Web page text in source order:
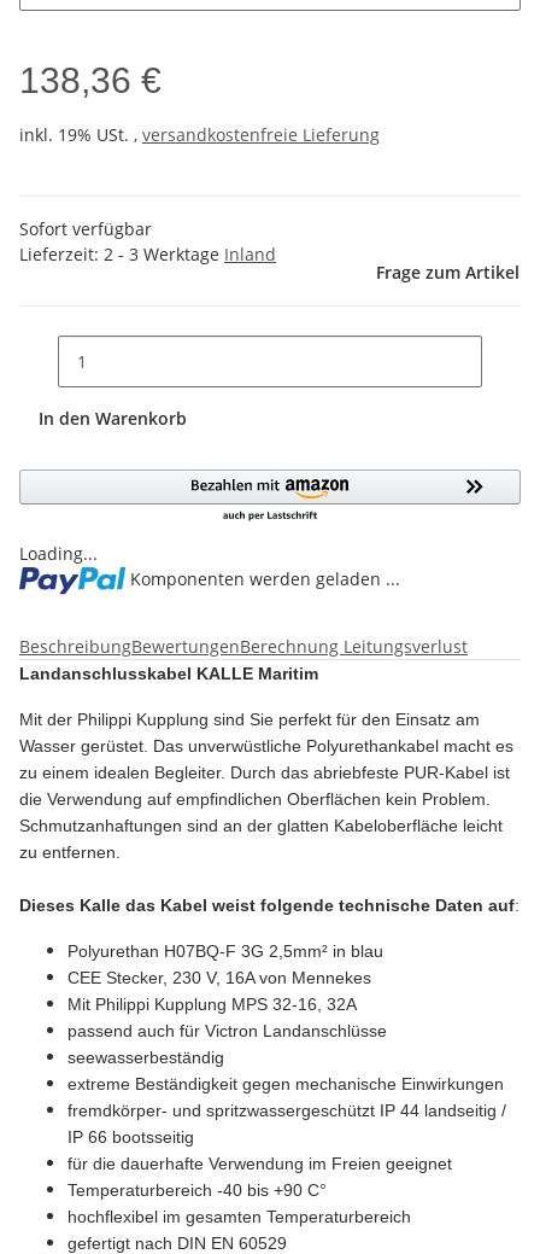
138,36 €
inkl. 19% USt. , versandkostenfreie Lieferung
Sofort verfügbar
Lieferzeit: 2 - 3 Werktage Inland
Frage zum Artikel
In den Warenkorb
Loading...
Komponenten werden geladen ...
BeschreibungBewertungenBerechnung Leitungsverlust
Landanschlusskabel KALLE Maritim
Mit der Philippi Kupplung sind Sie perfekt für den Einsatz am
Wasser gerüstet. Das unverwüstliche Polyurethankabel macht es
zu einem idealen Begleiter. Durch das abriebfeste PUR-Kabel ist
die Verwendung auf empfindlichen Oberflächen kein Problem.
Schmutzanhaftungen sind an der glatten Kabeloberfläche leicht
zu entfernen.
Dieses Kalle das Kabel weist folgende technische Daten auf:
Polyurethan H07BQ-F 3G 2,5mm² in blau
CEE Stecker, 230 V, 16A von Mennekes
Mit Philippi Kupplung MPS 32-16, 32A
passend auch für Victron Landanschlüsse
seewasserbeständig
extreme Beständigkeit gegen mechanische Einwirkungen
fremdkörper- und spritzwassergeschützt IP 44 landseitig /
IP 66 bootsseitig
für die dauerhafte Verwendung im Freien geeignet
Temperaturbereich -40 bis +90 C°
hochflexibel im gesamten Temperaturbereich
gefertigt nach DIN EN 60529